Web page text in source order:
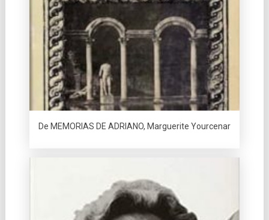
De MEMORIAS DE ADRIANO, Marguerite Yourcenar